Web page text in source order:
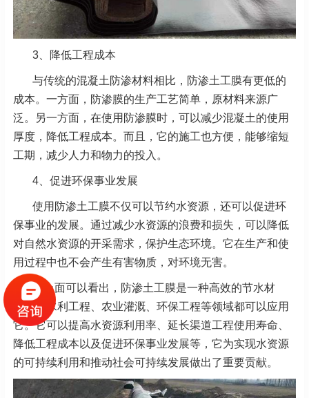
3、 降低工程成本
与传统的混凝土防渗材料相比，防渗土工膜有更低的
成本。一方面，防渗膜的生产工艺简单，原材料来源广
泛。另一方面，在使用防渗膜时，可以减少混凝土的使用
厚度，降低工程成本。而且，它的施工也方便，能够缩短
工期，减少人力和物力的投入。
4、促进环保事业发展
使用防渗土工膜不仅可以节约水资源，还可以促进环
保事业的发展。通过减少水资源的浪费和损失，可以降低
对自然水资源的开采需求，保护生态环境。它在生产和使
用过程中也不会产生有害物质，对环境无害。
从上面可以看出，防渗土工膜是一种高效的节水材
料，在水利工程、农业灌溉、环保工程等领域都可以应用
它。它可以提高水资源利用率、延长渠道工程使用寿命、
降低工程成本以及促进环保事业发展等，它为实现水资源
的可持续利用和推动社会可持续发展做出了重要贡献。